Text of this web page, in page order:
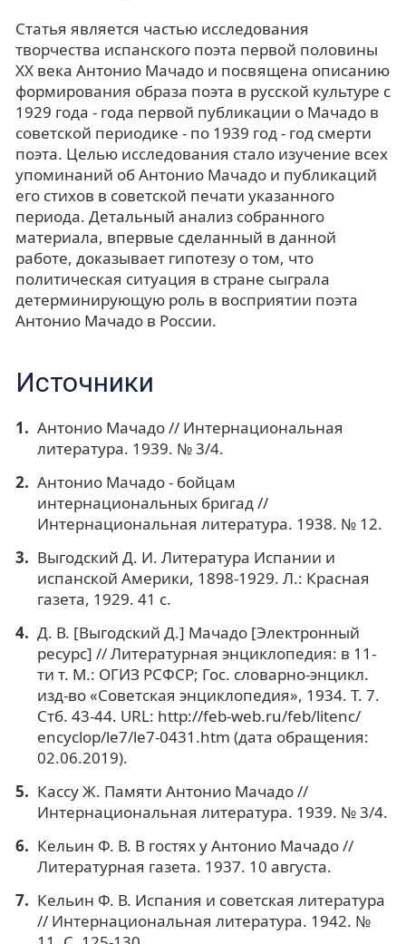
Статья является частью исследования
творчества испанского поэта первой половины
ХХ века Антонио Мачадо и посвящена описанию
формирования образа поэта в русской культуре с
1929 года - года первой публикации о Мачадо в
советской периодике - по 1939 год - год смерти
поэта. Целью исследования стало изучение всех
упоминаний об Антонио Мачадо и публикаций
его стихов в советской печати указанного
периода. Детальный анализ собранного
материала, впервые сделанный в данной
работе, доказывает гипотезу о том, что
политическая ситуация в стране сыграла
детерминирующую роль в восприятии поэта
Антонио Мачадо в России.
Источники
Антонио Мачадо // Интернациональная
литература. 1939. № 3/4.
Антонио Мачадо - бойцам
интернациональных бригад //
Интернациональная литература. 1938. № 12.
Выгодский Д. И. Литература Испании и
испанской Америки, 1898-1929. Л.: Красная
газета, 1929. 41 с.
Д. В. [Выгодский Д.] Мачадо [Электронный
ресурс] // Литературная энциклопедия: в 11-
ти т. М.: ОГИЗ РСФСР; Гос. словарно-энцикл.
изд-во «Советская энциклопедия», 1934. Т. 7.
Стб. 43-44. URL: http://feb-web.ru/feb/litenc/
encyclop/le7/le7-0431.htm (дата обращения:
02.06.2019).
Кассу Ж. Памяти Антонио Мачадо //
Интернациональная литература. 1939. № 3/4.
Кельин Ф. В. В гостях у Антонио Мачадо //
Литературная газета. 1937. 10 августа.
Кельин Ф. В. Испания и советская литература
// Интернациональная литература. 1942. №